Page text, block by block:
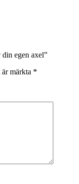
egen axel”
märkta *